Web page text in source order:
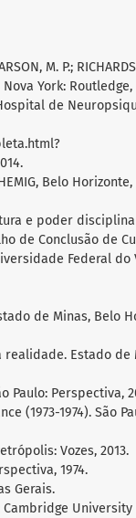
M. P.;
York: Routledge,
de
Belo Horizonte,
e poder
de Conclusão de
Federal do
de Minas, Belo
realidade. Estado de
Paulo: Perspectiva,
(1973-1974). São
Vozes, 2013.
1974.
Gerais.
Cambridge University